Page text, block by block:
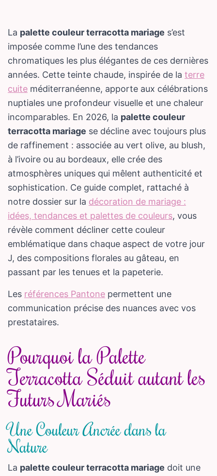
La palette couleur terracotta mariage s’est
imposée comme l’une des tendances
chromatiques les plus élégantes de ces dernières
années. Cette teinte chaude, inspirée de la terre
cuite méditerranéenne, apporte aux célébrations
nuptiales une profondeur visuelle et une chaleur
incomparables. En 2026, la palette couleur
terracotta mariage se décline avec toujours plus
de raffinement : associée au vert olive, au blush,
à l’ivoire ou au bordeaux, elle crée des
atmosphères uniques qui mêlent authenticité et
sophistication. Ce guide complet, rattaché à
notre dossier sur la décoration de mariage :
idées, tendances et palettes de couleurs, vous
révèle comment décliner cette couleur
emblématique dans chaque aspect de votre jour
J, des compositions florales au gâteau, en
passant par les tenues et la papeterie.
Les références Pantone permettent une
communication précise des nuances avec vos
prestataires.
Pourquoi la Palette
Terracotta Séduit autant les
Futurs Mariés
Une Couleur Ancrée dans la
Nature
La palette couleur terracotta mariage doit une